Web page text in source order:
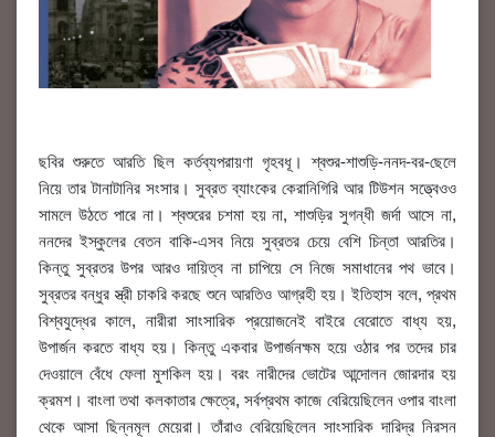
ছবির শুরুতে আরতি ছিল কর্তব্যপরায়ণা গৃহবধূ। শ্বশুর-শাশুড়ি-ননদ-বর-ছেলে
নিয়ে তার টানাটানির সংসার। সুব্রত ব্যাংকের কেরানিগিরি আর টিউশন সত্ত্বেওও
সামলে উঠতে পারে না। শ্বশুরের চশমা হয় না, শাশুড়ির সুগন্ধী জর্দা আসে না,
ননদের ইস্কুলের বেতন বাকি-এসব নিয়ে সুব্রতর চেয়ে বেশি চিন্তা আরতির।
কিন্তু সুব্রতর উপর আরও দায়িত্ব না চাপিয়ে সে নিজে সমাধানের পথ ভাবে।
সুব্রতর বন্ধুর স্ত্রী চাকরি করছে শুনে আরতিও আগ্রহী হয়। ইতিহাস বলে, প্রথম
বিশ্বযুদ্ধের কালে, নারীরা সাংসারিক প্রয়োজনেই বাইরে বেরোতে বাধ্য হয়,
উপার্জন করতে বাধ্য হয়। কিন্তু একবার উপার্জনক্ষম হয়ে ওঠার পর তদের চার
দেওয়ালে বেঁধে ফেলা মুশকিল হয়। বরং নারীদের ভোটের আন্দোলন জোরদার হয়
ক্রমশ। বাংলা তথা কলকাতার ক্ষেত্রে, সর্বপ্রথম কাজে বেরিয়েছিলেন ওপার বাংলা
থেকে আসা ছিন্নমূল মেয়েরা। তাঁরাও বেরিয়েছিলেন সাংসারিক দারিদ্র নিরসন